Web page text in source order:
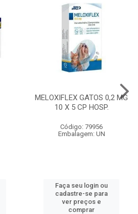
MELOXIFLEX GATOS 0,2 MG
10 X 5 CP HOSP.
Código: 79956
Embalagem: UN
Faça seu login ou
cadastre-se para
ver preços e
comprar